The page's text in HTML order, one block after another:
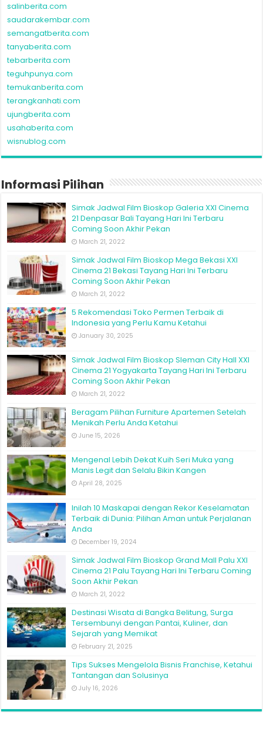
salinberita.com
saudarakembar.com
semangatberita.com
tanyaberita.com
tebarberita.com
teguhpunya.com
temukanberita.com
terangkanhati.com
ujungberita.com
usahaberita.com
wisnublog.com
Informasi Pilihan
Simak Jadwal Film Bioskop Galeria XXI Cinema
21 Denpasar Bali Tayang Hari Ini Terbaru
Coming Soon Akhir Pekan
March 21, 2022
Simak Jadwal Film Bioskop Mega Bekasi XXI
Cinema 21 Bekasi Tayang Hari Ini Terbaru
Coming Soon Akhir Pekan
March 21, 2022
5 Rekomendasi Toko Permen Terbaik di
Indonesia yang Perlu Kamu Ketahui
January 30, 2025
Simak Jadwal Film Bioskop Sleman City Hall XXI
Cinema 21 Yogyakarta Tayang Hari Ini Terbaru
Coming Soon Akhir Pekan
March 21, 2022
Beragam Pilihan Furniture Apartemen Setelah
Menikah Perlu Anda Ketahui
June 15, 2026
Mengenal Lebih Dekat Kuih Seri Muka yang
Manis Legit dan Selalu Bikin Kangen
April 28, 2025
Inilah 10 Maskapai dengan Rekor Keselamatan
Terbaik di Dunia: Pilihan Aman untuk Perjalanan
Anda
December 19, 2024
Simak Jadwal Film Bioskop Grand Mall Palu XXI
Cinema 21 Palu Tayang Hari Ini Terbaru Coming
Soon Akhir Pekan
March 21, 2022
Destinasi Wisata di Bangka Belitung, Surga
Tersembunyi dengan Pantai, Kuliner, dan
Sejarah yang Memikat
February 21, 2025
Tips Sukses Mengelola Bisnis Franchise, Ketahui
Tantangan dan Solusinya
July 16, 2026